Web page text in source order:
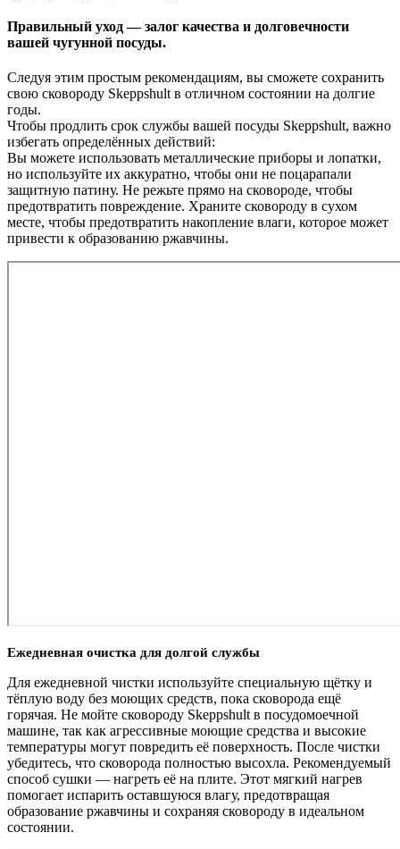
Правильный уход — залог качества и долговечности
вашей чугунной посуды.
Следуя этим простым рекомендациям, вы сможете сохранить
свою сковороду Skeppshult в отличном состоянии на долгие
годы.
Чтобы продлить срок службы вашей посуды Skeppshult, важно
избегать определённых действий:
Вы можете использовать металлические приборы и лопатки,
но используйте их аккуратно, чтобы они не поцарапали
защитную патину. Не режьте прямо на сковороде, чтобы
предотвратить повреждение. Храните сковороду в сухом
месте, чтобы предотвратить накопление влаги, которое может
привести к образованию ржавчины.
Ежедневная очистка для долгой службы
Для ежедневной чистки используйте специальную щётку и
тёплую воду без моющих средств, пока сковорода ещё
горячая. Не мойте сковороду Skeppshult в посудомоечной
машине, так как агрессивные моющие средства и высокие
температуры могут повредить её поверхность. После чистки
убедитесь, что сковорода полностью высохла. Рекомендуемый
способ сушки — нагреть её на плите. Этот мягкий нагрев
помогает испарить оставшуюся влагу, предотвращая
образование ржавчины и сохраняя сковороду в идеальном
состоянии.